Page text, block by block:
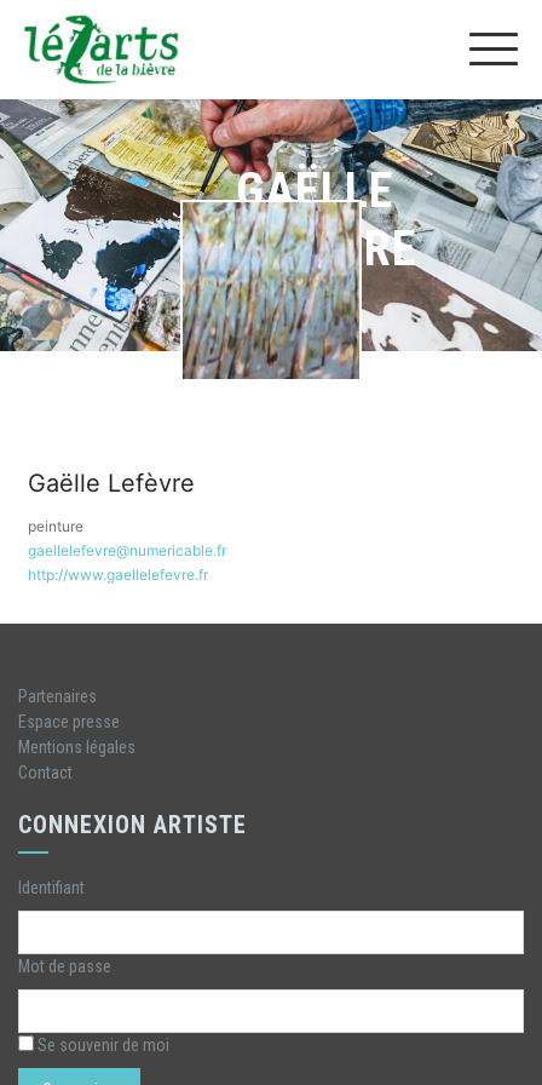
GAËLLE
LEFÈVRE
Gaëlle Lefèvre
peinture
gaellelefevre@numericable.fr
http://www.gaellelefevre.fr
Partenaires
Espace presse
Mentions légales
Contact
CONNEXION ARTISTE
Identifiant
Mot de passe
Se souvenir de moi